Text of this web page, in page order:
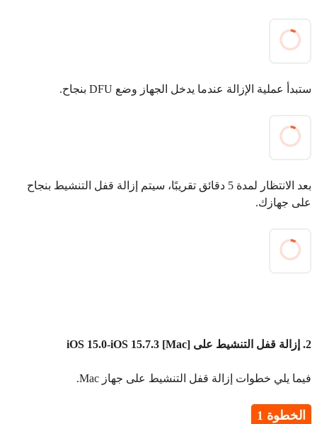
ستبدأ عملية الإزالة عندما يدخل الجهاز وضع DFU بنجاح.
بعد الانتظار لمدة 5 دقائق تقريبًا، سيتم إزالة قفل التنشيط بنجاح
على جهازك.
2. إزالة قفل التنشيط على iOS 15.0-iOS 15.7.3 [Mac]
فيما يلي خطوات إزالة قفل التنشيط على جهاز Mac.
الخطوة 1